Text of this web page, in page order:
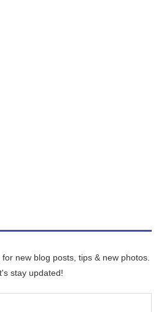
new blog posts, tips & new photos.
stay updated!